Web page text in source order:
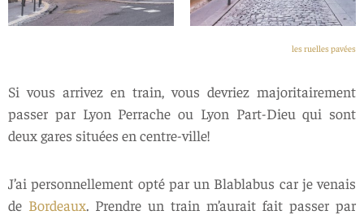
les ruelles pavées
Si vous arrivez en train, vous devriez majoritairement
passer par Lyon Perrache ou Lyon Part-Dieu qui sont
deux gares situées en centre-ville!
J’ai personnellement opté par un Blablabus car je venais
de Bordeaux. Prendre un train m’aurait fait passer par